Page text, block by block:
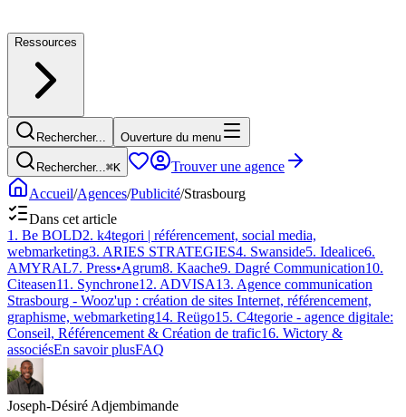
Ressources
Rechercher... Ouverture du menu
Rechercher...⌘K
Trouver une agence
Accueil/Agences/Publicité/Strasbourg
Dans cet article
1 . Be BOLD2. k4tegori | référencement, social media,
webmarketing3. ARIES STRATEGIES4. Swanside5. Idealice6.
AMYRAL7. Press•Agrum8. Kaache9. Dagré Communication10.
Citeasen11 . Synchrone12. ADVISA13. Agence communication
Strasbourg - Wooz'up : création de sites Internet, référencement,
graphisme, webmarketing14. Reügo15. C4tegorie - agence digitale:
Conseil, Référencement & Création de trafic16. Wictory &
associésEn savoir plusFAQ
Joseph-Désiré Adjembimande